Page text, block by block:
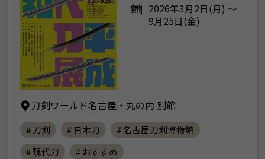
2026年3月2日(月) ～
9月25日(金)
刀剣ワールド名古屋・丸の内 別館
# 刀剣 # 日本刀
# 名古屋刀剣博物館
# 現代刀
# おすすめ